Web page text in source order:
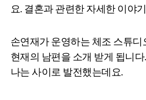
요. 결혼과 관련한 자세한 이야
손연재가 운영하는 체조 스튜디
현재의 남편을 소개 받게 됩니
나는 사이로 발전했는데요.